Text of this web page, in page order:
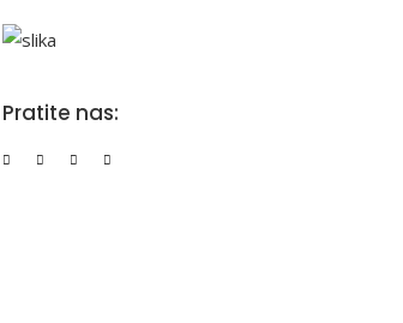
Pratite nas: